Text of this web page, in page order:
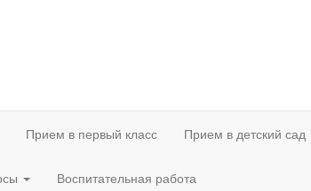
Прием в первый класс Прием в детский сад
Воспитательная работа